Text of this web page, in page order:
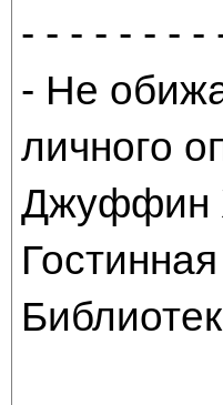
- - - - - - - -
- Не
личного
Джуффин